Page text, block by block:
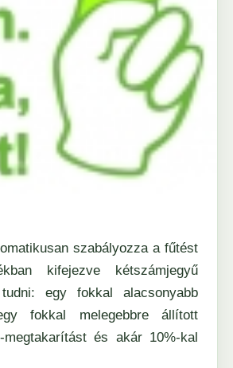
szabályozza a fűtést
kifejezve kétszámjegyű
egy fokkal alacsonyabb
fokkal melegebbre állított
és akár 10%-kal